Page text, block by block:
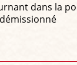
dans la